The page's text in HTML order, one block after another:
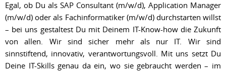
Egal, ob Du als SAP Consultant (m/w/d), Application Manager
(m/w/d) oder als Fachinformatiker (m/w/d) durchstarten willst
– bei uns gestaltest Du mit Deinem IT-Know-how die Zukunft
von allen. Wir sind sicher mehr als nur IT. Wir sind
sinnstiftend, innovativ, verantwortungsvoll. Mit uns setzt Du
Deine IT-Skills genau da ein, wo sie gebraucht werden – im